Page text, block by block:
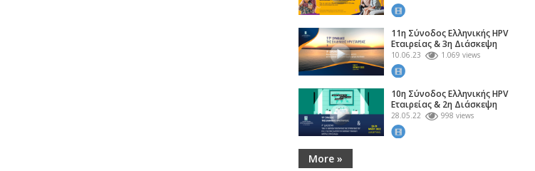
11η Σύνοδος Ελληνικής HPV
Εταιρείας & 3η Διάσκεψη
Φορέων
10.06.23 1.069 views
10η Σύνοδος Ελληνικής HPV
Εταιρείας & 2η Διάσκεψη
Φορέων
28.05.22 998 views
More »